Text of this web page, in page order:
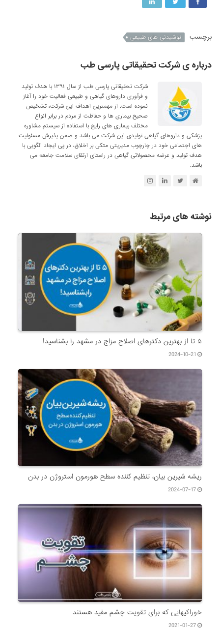
برچسب نوشیدنی های طبیعی
درباره ی شرکت تحقیقاتی پارسی طب
شرکت تحقیقاتی پارسی طب از سال ۱۳۹۱ با هدف تولید
و فرآوری داروهای گیاهی و طبیعی فعالیت خود را آغاز
نموده است. از مهمترین اهداف این شرکت، تشخیص
صحیح بیماری ها و حفاظت از مردم در برابر انواع
مختلف بیماری های رایج با استفاده از سیستم مشاوره
پزشکی و داروهای گیاهی تولیدی این شرکت می باشد و ضمن پذیرش مسئولیت
های اجتماعی خود در چارچوب مدیریتی متکی بر اخلاق، در پی ایجاد الگویی با
هدف تولید و عرضه محصولاتی گیاهی در راستای ارتقای سلامت جامعه می
باشد.
نوشته های مرتبط
۵ تا از بهترین دکتر‌های اصلاح مزاج در مشهد را بشناسید!
2024-10-21
ریشه شیرین بیان، تنظیم کننده سطح هورمون استروژن در بدن
2024-07-17
خوراکیهایی که برای تقویت چشم مفید هستند
2021-01-27